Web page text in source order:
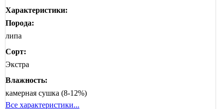
Характеристики:
Порода:
липа
Сорт:
Экстра
Влажность:
камерная сушка (8-12%)
Все характеристики...